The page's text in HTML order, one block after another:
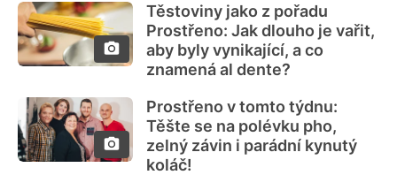
Těstoviny jako z pořadu
Prostřeno: Jak dlouho je vařit,
aby byly vynikající, a co
znamená al dente?
Prostřeno v tomto týdnu:
Těšte se na polévku pho,
zelný závin i parádní kynutý
koláč!